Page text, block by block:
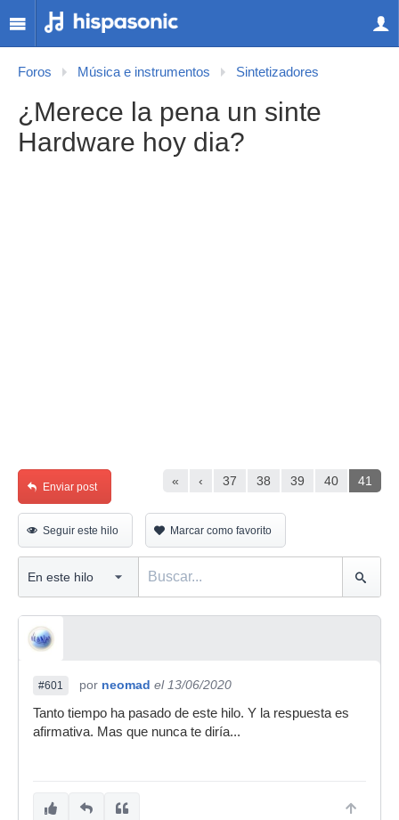
Foros Música e instrumentos Sintetizadores
¿Merece la pena un sinte
Hardware hoy dia?
« ‹ 37 38 39 40 41
Enviar post
Seguir este hilo Marcar como favorito
#601 por neomad el 13/06/2020
Tanto tiempo ha pasado de este hilo. Y la respuesta es
afirmativa. Mas que nunca te diría...